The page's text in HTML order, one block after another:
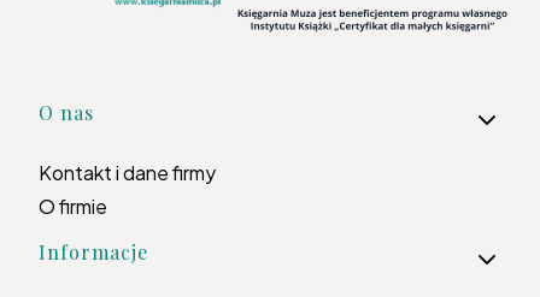
Linki w stopce
O nas
Kontakt i dane firmy
O firmie
Informacje